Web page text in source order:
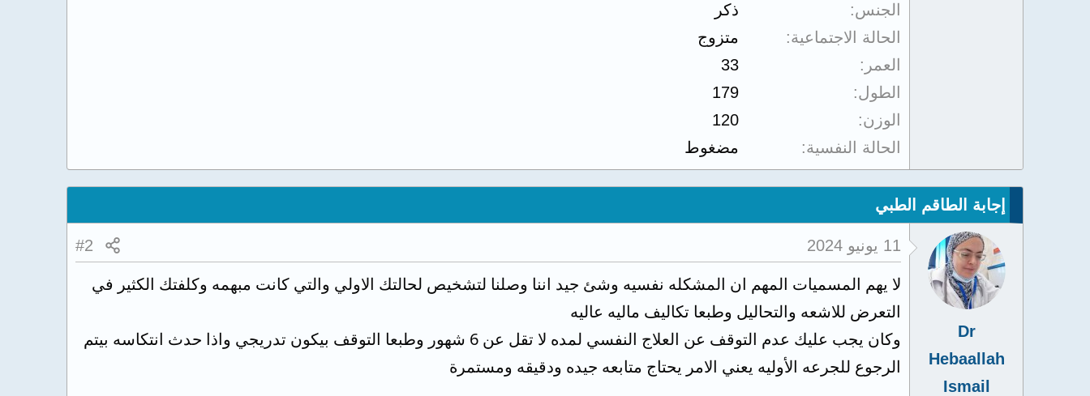
الجنس
ذكر
الحالة الاجتماعية
متزوج
العمر
33
الطول
179
الوزن
120
الحالة النفسية
مضغوط
إجابة الطاقم الطبي
Dr
Hebaallah
Ismail
11 يونيو 2024 #2
لا يهم المسميات المهم ان المشكله نفسيه وشئ جيد اننا وصلنا لتشخيص لحالتك الاولي والتي كانت مبهمه وكلفتك الكثير في
التعرض للاشعه والتحاليل وطبعا تكاليف ماليه عاليه
وكان يجب عليك عدم التوقف عن العلاج النفسي لمده لا تقل عن 6 شهور وطبعا التوقف بيكون تدريجي واذا حدث انتكاسه بيتم
الرجوع للجرعه الأوليه يعني الامر يحتاج متابعه جيده ودقيقه ومستمرة